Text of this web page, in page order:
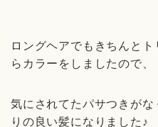
ロングヘアでもきちんと
らカラーをしましたので、
気にされてたパサつきがな
りの良い髪になりました♪